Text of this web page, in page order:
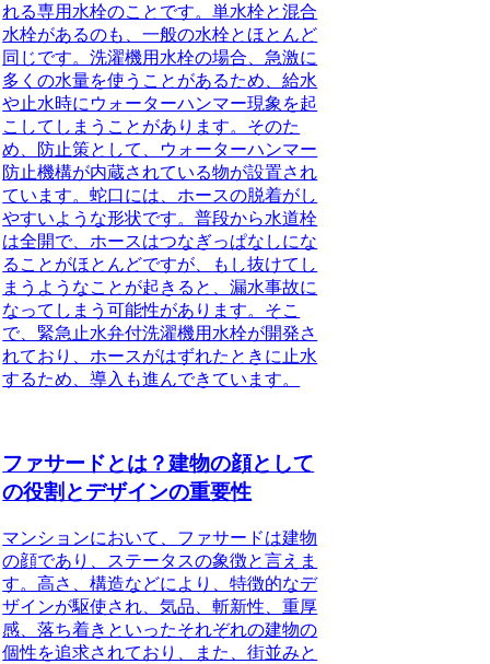
れる専用水栓のことです。単水栓と混合
水栓があるのも、一般の水栓とほとんど
同じです。洗濯機用水栓の場合 、急激に
多くの水量を使うことがあるため、給水
や止水時にウォーターハンマー現象を起
こしてしまうことがあります。そのた
め、防止策として、ウォーターハンマー
防止機構が内蔵されている物が設置され
ています。蛇口には、 ホースの脱着がし
やすいような形状です。普段から水道栓
は全開で、ホースはつなぎっぱなしにな
ることがほとんどですが、
もし抜けてし
まうようなことが起きると、漏水事故に
なってしまう可能性があります。そこ
で、緊急止水弁付洗濯機用水栓が開発さ
れており、ホースがはずれたときに止水
するため、導入も進んできています。
ファサードとは？建物の顔として
の役割とデザインの重要性
マンションにおいて、 ファサードは建物
の顔であり、ステータスの象徴と言えま
す。高さ、構造などにより、特徴的なデ
ザインが駆使され、気品、斬新性、重厚
感、落ち着きといったそれぞれの建物の
個性を追求されており、また、街並みと